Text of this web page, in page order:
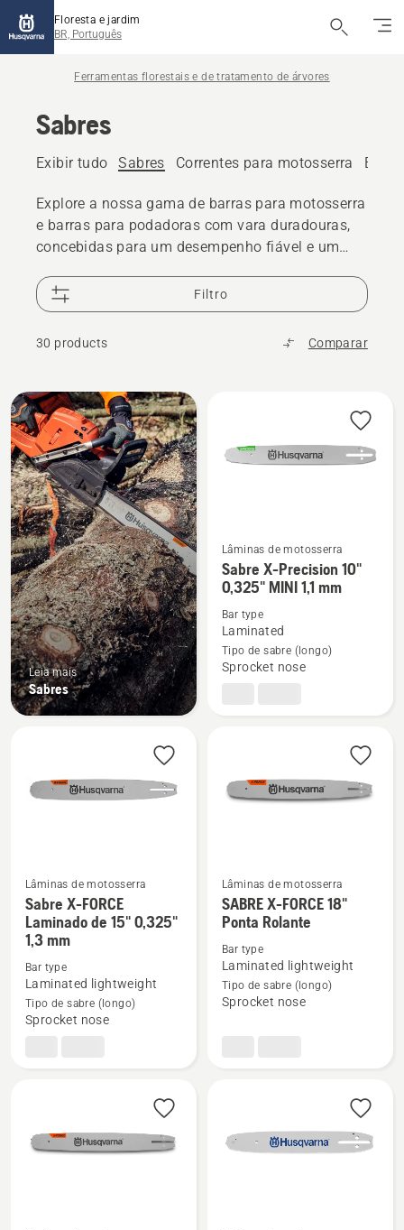
Floresta e jardim
BR, Português
Ferramentas florestais e de tratamento de árvores
Sabres
Exibir tudo Sabres Correntes para motosserra
Explore a nossa gama de barras para motosserra
e barras para podadoras com vara duradouras,
concebidas para um desempenho fiável e um
Filtro
30 products Comparar
Todos
os
produtos
Leia mais
Sabres
See
more
details
about
Sabre
mm
Lâminas de motosserra
Sabre X-Precision 10"
0,325" MINI 1,1 mm
Bar type
Laminated
Tipo de sabre (longo)
Sprocket nose
See
more
details
about
Sabre
1,3
Lâminas de motosserra
Sabre X-FORCE
Laminado de 15" 0,325"
1,3 mm
Bar type
Laminated lightweight
Tipo de sabre (longo)
Sprocket nose
See
more
details
about
SABRE
Lâminas de motosserra
SABRE X-FORCE 18"
Ponta Rolante
Bar type
Laminated lightweight
Tipo de sabre (longo)
Sprocket nose